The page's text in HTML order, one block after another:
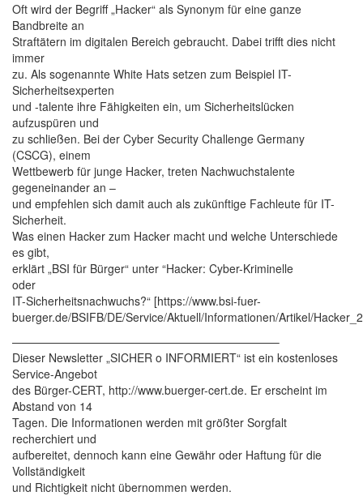
Oft wird der Begriff „Hacker“ als Synonym für eine ganze
Bandbreite an
Straftätern im digitalen Bereich gebraucht. Dabei trifft dies nicht
immer
zu. Als sogenannte White Hats setzen zum Beispiel IT-
Sicherheitsexperten
und -talente ihre Fähigkeiten ein, um Sicherheitslücken
aufzuspüren und
zu schließen. Bei der Cyber Security Challenge Germany
(CSCG), einem
Wettbewerb für junge Hacker, treten Nachwuchstalente
gegeneinander an –
und empfehlen sich damit auch als zukünftige Fachleute für IT-
Sicherheit.
Was einen Hacker zum Hacker macht und welche Unterschiede
es gibt,
erklärt „BSI für Bürger“ unter “Hacker: Cyber-Kriminelle
oder
IT-Sicherheitsnachwuchs?“ [https://www.bsi-fuer-
buerger.de/BSIFB/DE/Service/Aktuell/Informationen/Artikel/
———————————————————————–
Dieser Newsletter „SICHER o INFORMIERT“ ist ein kostenloses
Service-Angebot
des Bürger-CERT, http://www.buerger-cert.de. Er erscheint im
Abstand von 14
Tagen. Die Informationen werden mit größter Sorgfalt
recherchiert und
aufbereitet, dennoch kann eine Gewähr oder Haftung für die
Vollständigkeit
und Richtigkeit nicht übernommen werden.